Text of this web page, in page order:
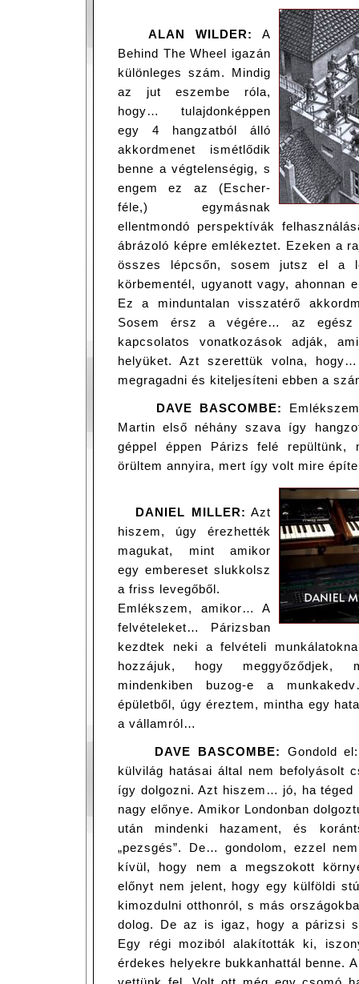
ALAN WILDER:
A
Behind The Wheel igazán
különleges szám. Mindig
az jut eszembe róla,
hogy… tulajdonképpen
egy 4 hangzatból álló
akkordmenet ismétlődik
benne a végtelenségig, s
engem ez az (Escher-
féle,) egymásnak
ellentmondó perspektívák
ábrázoló képre emlékeztet. Ezeken a
összes lépcsőn, sosem jutsz el a
körbementél, ugyanott vagy, ahonnan
Ez a minduntalan visszatérő
Sosem érsz a végére… az egész
kapcsolatos vonatkozások adják,
helyüket. Azt szerettük volna,
megragadni és kiteljesíteni ebben a
DAVE BASCOMBE:
Martin első néhány szava így
géppel éppen Párizs felé repültünk,
örültem annyira, mert így volt mire
DANIEL MILLER: Azt
hiszem, úgy érezhették
magukat, mint amikor
egy embereset slukkolsz
a friss levegőből.
Emlékszem, amikor… A
felvételeket… Párizsban
kezdtek neki a felvételi
hozzájuk, hogy meggyőződjek,
mindenkiben buzog-e a
épületből, úgy éreztem, mintha egy
a vállamról…
DAVE BASCOMBE:
Gondold
külvilág hatásai által nem befolyásolt
így dolgozni. Azt hiszem… jó, ha téged
nagy előnye. Amikor Londonban
után mindenki hazament, és
„pezsgés”. De… gondolom, ezzel
kívül, hogy nem a megszokott
előnyt nem jelent, hogy egy külföldi
kimozdulni otthonról, s más
dolog. De az is igaz, hogy a párizsi
Egy régi moziból alakították ki,
érdekes helyekre bukkanhattál benne.